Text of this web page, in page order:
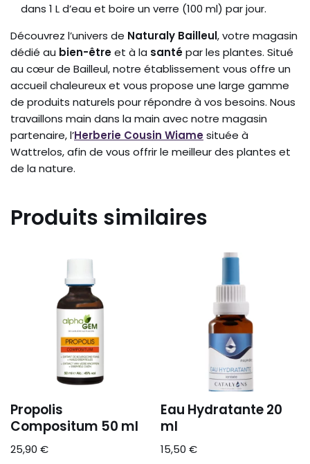
dans 1 L d’eau et boire un verre (100 ml) par jour.
Découvrez l’univers de Naturaly Bailleul, votre magasin
dédié au bien-êtreet à la santépar les plantes. Situé
au cœur de Bailleul, notre établissement vous offre un
accueil chaleureux et vous propose une large gamme
de produits naturels pour répondre à vos besoins. Nous
travaillons main dans la main avec notre magasin
partenaire, l’Herberie Cousin Wiamesituée à
Wattrelos, afin de vous offrir le meilleur des plantes et
de la nature.
Produits similaires
Propolis
Compositum 50 ml
25,90 €
Eau Hydratante 20
ml
15,50€